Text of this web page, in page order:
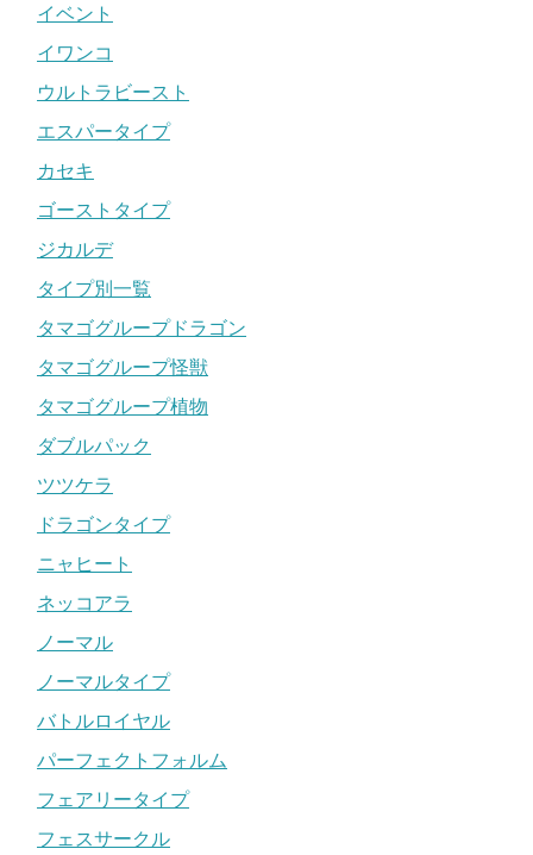
イベント
イワンコ
ウルトラビースト
エスパータイプ
カセキ
ゴーストタイプ
ジカルデ
タイプ別一覧
タマゴグループドラゴン
タマゴグループ怪獣
タマゴグループ植物
ダブルパック
ツツケラ
ドラゴンタイプ
ニャヒート
ネッコアラ
ノーマル
ノーマルタイプ
バトルロイヤル
パーフェクトフォルム
フェアリータイプ
フェスサークル